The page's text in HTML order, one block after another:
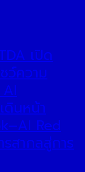
เปิด
ว์ความ
ดินหน้า
Red
สากลสู่การ